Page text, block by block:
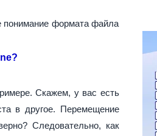
понимание формата файла
Скажем, у вас есть
в другое. Перемещение
Следовательно, как